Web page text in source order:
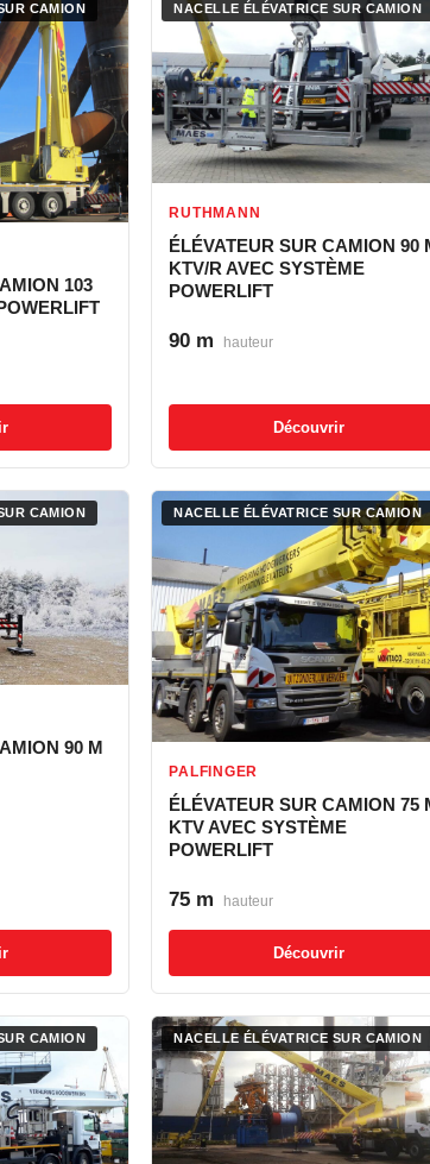
CAMION
103
NACELLE ÉLÉVATRICE SUR CAMION
RUTHMANN
ÉLÉVATEUR SUR CAMION 90
KTV/R AVEC SYSTÈME
POWERLIFT
90 m hauteur
Découvrir
CAMION
90 M
NACELLE ÉLÉVATRICE SUR CAMION
PALFINGER
ÉLÉVATEUR SUR CAMION 75
KTV AVEC SYSTÈME
POWERLIFT
75 m hauteur
Découvrir
CAMION NACELLE ÉLÉVATRICE SUR CAMION